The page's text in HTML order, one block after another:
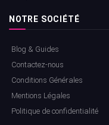
NOTRE SOCIÉTÉ
Blog & Guides
Contactez-nous
Conditions Générales
Mentions Légales
Politique de confidentialité